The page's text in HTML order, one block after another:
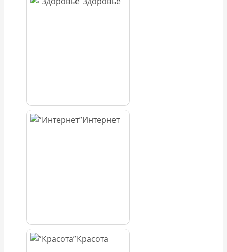
Интернет
Красота